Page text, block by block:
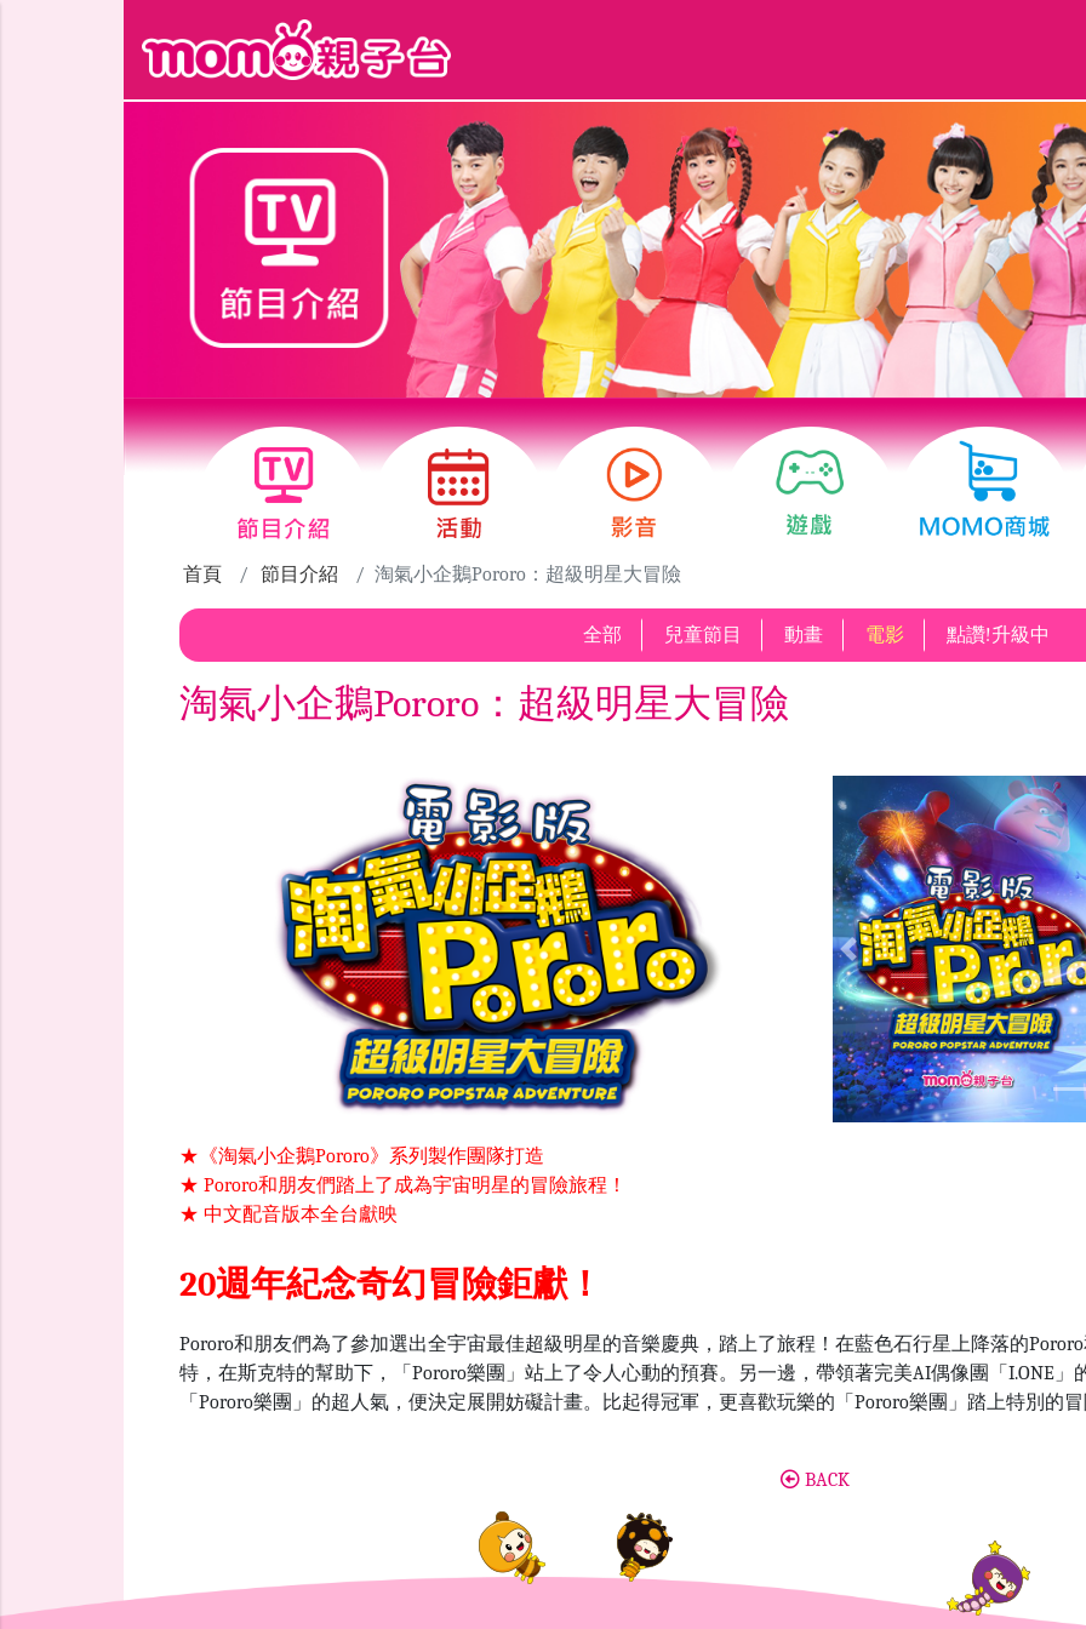
首頁 節目介紹 淘氣小企鵝Pororo：超級明星大冒險
全部 兒童節目 動畫 電影 點讚!升級中
淘氣小企鵝Pororo：超級明星大冒險
Previous
★《淘氣小企鵝Pororo》系列製作團隊打造
★ Pororo和朋友們踏上了成為宇宙明星的冒險旅程！
★ 中文配音版本全台獻映
20週年紀念奇幻冒險鉅獻！
Pororo和朋友們為了參加選出全宇宙最佳超級明星的音樂慶典，踏上了旅程！在藍色石行星上降落的
特，在斯克特的幫助下，「Pororo樂團」站上了令人心動的預賽。另一邊，帶領著完美AI偶像團「 I.ONE 」
「Pororo樂團」的超人氣，便決定展開妨礙計畫。比起得冠軍，更喜歡玩樂的「Pororo樂團」踏上特別的
BACK